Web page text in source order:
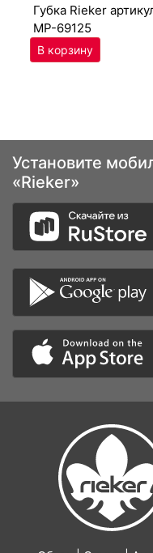
губ­ка Ri­eker
MP-69125
Обувь | Сумки |
8-800-500-